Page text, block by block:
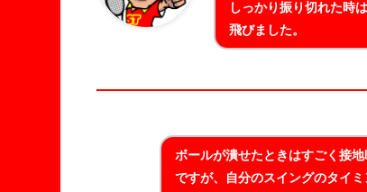
しっかり振り切れた時
飛びました。
ボールが潰せたときはすごく接
ですが、自分のスイングのタイ